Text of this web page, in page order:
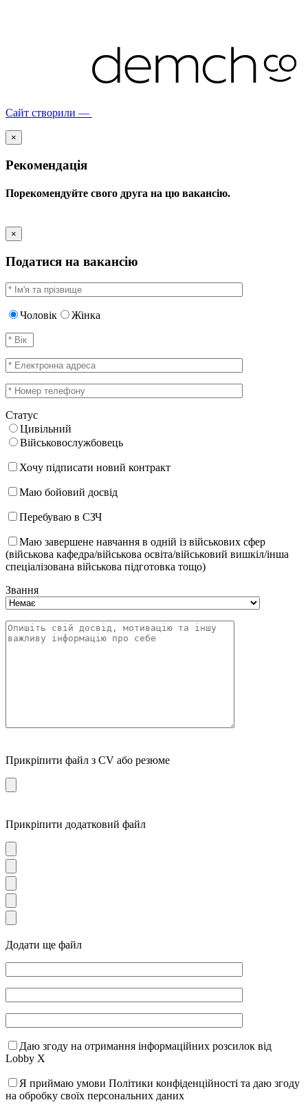
Сайт створили —
×
Рекомендація
Порекомендуйте свого друга на цю вакансію.
×
Податися на вакансію
Чоловік Жінка
Статус
Цивільний
Військовослужбовець
Хочу підписати новий контракт
Маю бойовий досвід
Перебуваю в СЗЧ
Маю завершене навчання в одній із військових сфер
(військова кафедра/військова освіта/військовий вишкіл/інша
спеціалізована військова підготовка тощо)
Звання
Прикріпити файл з CV або резюме
Прикріпити додатковий файл
Додати ще файл
Даю згоду на отримання інформаційних розсилок від
Lobby X
Я приймаю умови Політики конфіденційності та даю згоду
на обробку своїх персональних даних